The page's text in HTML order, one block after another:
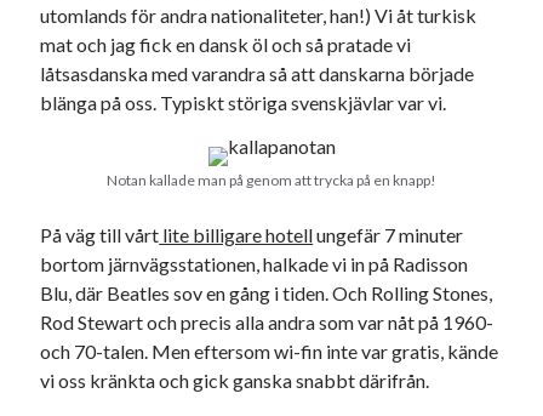
Pejpalla!
utomlands för andra nationaliteter, han!) Vi åt turkisk
mat och jag fick en dansk öl och så pratade vi
låtsasdanska med varandra så att danskarna började
blänga på oss. Typiskt störiga svenskjävlar var vi.
Notan kallade man på genom att trycka på en knapp!
På väg till vårt lite billigare hotellungefär 7 minuter
bortom järnvägsstationen, halkade vi in på Radisson
Blu, där Beatles sov en gång i tiden. Och Rolling Stones,
Rod Stewart och precis alla andra som var nåt på 1960-
och 70-talen. Men eftersom wi-fin inte var gratis, kände
vi oss kränkta och gick ganska snabbt därifrån.